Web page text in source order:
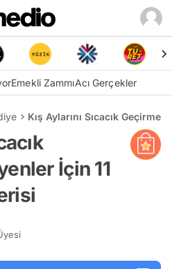
Emekli ZammıAcı Gerçekler
Kış Aylarını Sıcacık
İçin 11